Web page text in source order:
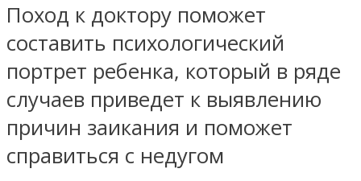
Поход к доктору поможет
составить психологический
портрет ребенка, который в ряде
случаев приведет к выявлению
причин заикания и поможет
справиться с недугом